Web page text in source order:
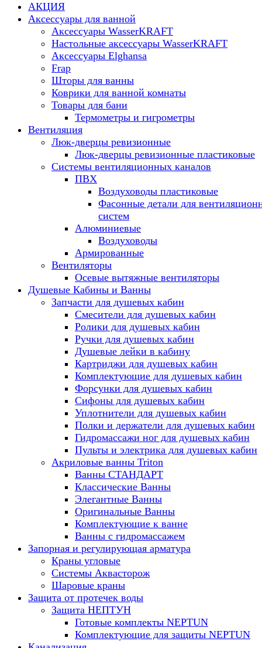
АКЦИЯ
Аксессуары для ванной
Аксессуары WasserKRAFT
Настольные аксессуары WasserKRAFT
Аксессуары Elghansa
Frap
Шторы для ванны
Коврики для ванной комнаты
Товары для бани
Термометры и гигрометры
Вентиляция
Люк-дверцы ревизионные
Люк-дверцы ревизионные пластиковые
Системы вентиляционных каналов
ПВХ
Воздуховоды пластиковые
Фасонные детали для
систем
Алюминиевые
Воздуховоды
Армированные
Вентиляторы
Осевые вытяжные вентиляторы
Душевые Кабины и Ванны
Запчасти для душевых кабин
Смесители для душевых кабин
Ролики для душевых кабин
Ручки для душевых кабин
Душевые лейки в кабину
Картриджи для душевых кабин
Комплектующие для душевых кабин
Форсунки для душевых кабин
Сифоны для душевых кабин
Уплотнители для душевых кабин
Полки и держатели для душевых кабин
Гидромассажи ног для душевых кабин
Пульты и электрика для душевых кабин
Акриловые ванны Triton
Ванны СТАНДАРТ
Классические Ванны
Элегантные Ванны
Оригинальные Ванны
Комплектующие к ванне
Ванны с гидромассажем
Запорная и регулирующая арматура
Краны угловые
Системы Аквасторож
Шаровые краны
Защита от протечек воды
Защита НЕПТУН
Готовые комплекты NEPTUN
Комплектующие для защиты NEPTUN